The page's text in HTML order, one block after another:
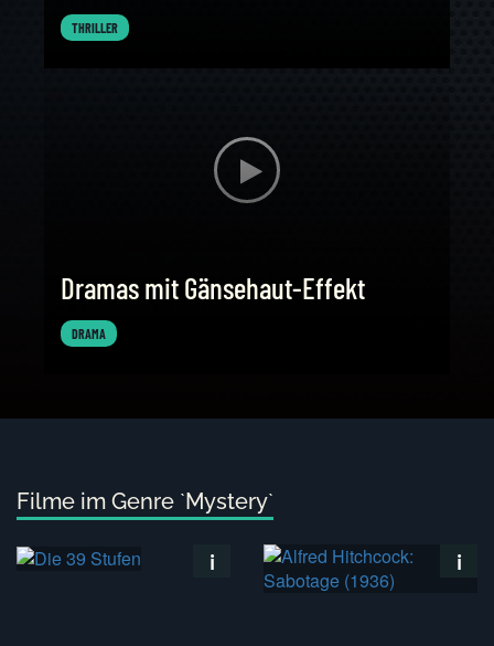
THRILLER
Dramas mit Gänsehaut-Effekt
DRAMA
Filme im Genre `Mystery`